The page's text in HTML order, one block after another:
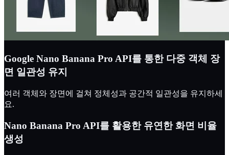
Google Nano Banana Pro API를 통한 다중 객체 장
면 일관성 유지
여러 객체와 장면에 걸쳐 정체성과 공간적 일관성을 유지하세
요.
Nano Banana Pro API를 활용한 유연한 화면 비율
생성